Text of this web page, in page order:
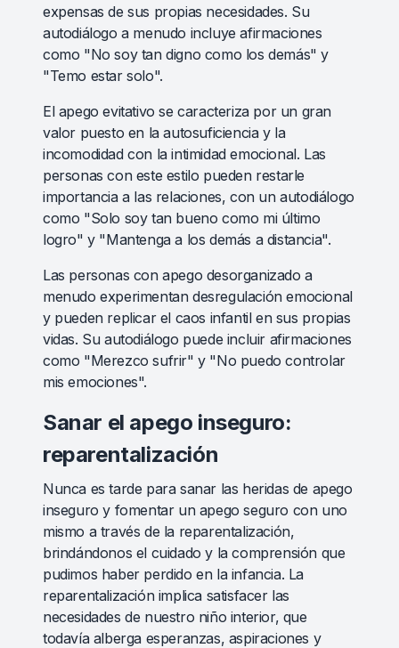
expensas de sus propias necesidades. Su
autodiálogo a menudo incluye afirmaciones
como "No soy tan digno como los demás" y
"Temo estar solo".
El apego evitativo se caracteriza por un gran
valor puesto en la autosuficiencia y la
incomodidad con la intimidad emocional. Las
personas con este estilo pueden restarle
importancia a las relaciones, con un autodiálogo
como "Solo soy tan bueno como mi último
logro" y "Mantenga a los demás a distancia".
Las personas con apego desorganizado a
menudo experimentan desregulación emocional
y pueden replicar el caos infantil en sus propias
vidas. Su autodiálogo puede incluir afirmaciones
como "Merezco sufrir" y "No puedo controlar
mis emociones".
Sanar el apego inseguro:
reparentalización
Nunca es tarde para sanar las heridas de apego
inseguro y fomentar un apego seguro con uno
mismo a través de la reparentalización,
brindándonos el cuidado y la comprensión que
pudimos haber perdido en la infancia. La
reparentalización implica satisfacer las
necesidades de nuestro niño interior, que
todavía alberga esperanzas, aspiraciones y